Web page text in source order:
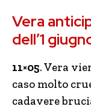
Vera
dell’1
11×05. Vera
caso molto
cadavere